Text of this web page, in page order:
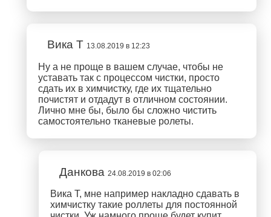
Вика Т 13.08.2019 в 12:23
Ну а не проще в вашем случае, чтобы не
уставать так с процессом чистки, просто
сдать их в химчистку, где их тщательно
почистят и отдадут в отличном состоянии.
Лично мне бы, было бы сложно чистить
самостоятельно тканевые ролеты.
Данкова 24.08.2019 в 02:06
Вика Т, мне например накладно сдавать в
химчистку такие роллеты для постоянной